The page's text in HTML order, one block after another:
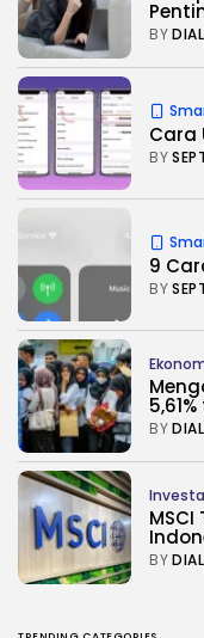
ribuan aplikasi hiburan
BYSEPTIAN BAGUS
BY
Cara
BY
9
BY
BY
BY